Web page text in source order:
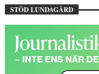
STÖD LUNDAGÅRD